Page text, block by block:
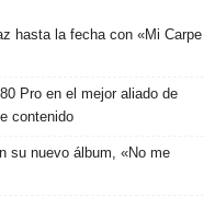
hasta la fecha con «Mi Carpe
Pro en el mejor aliado de
contenido
su nuevo álbum, «No me